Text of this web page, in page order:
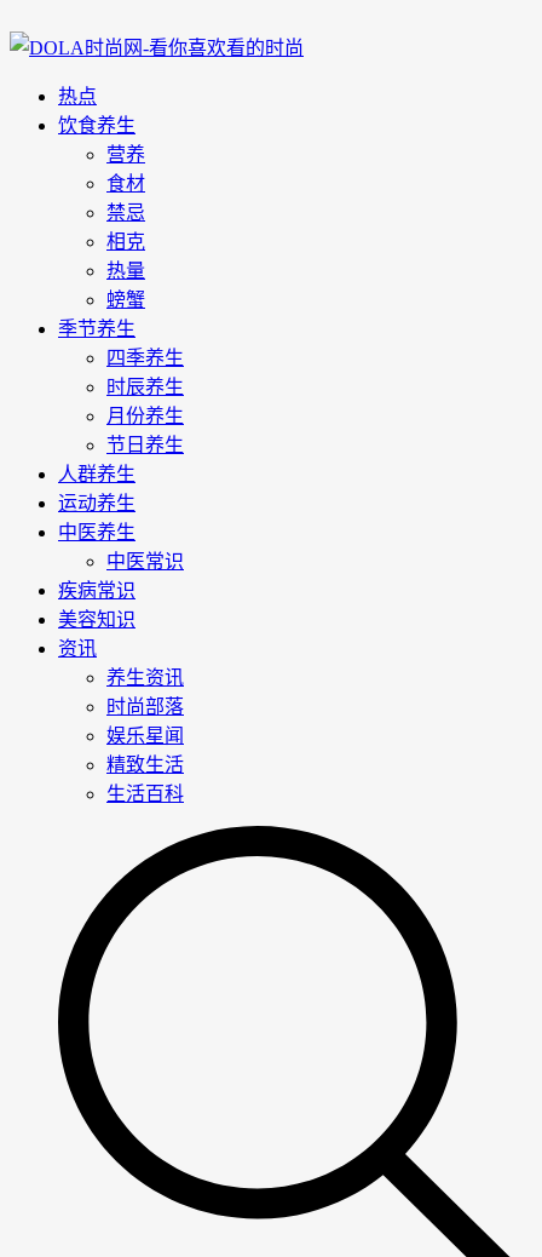
热点
饮食养生
营养
食材
禁忌
相克
热量
螃蟹
季节养生
四季养生
时辰养生
月份养生
节日养生
人群养生
运动养生
中医养生
中医常识
疾病常识
美容知识
资讯
养生资讯
时尚部落
娱乐星闻
精致生活
生活百科